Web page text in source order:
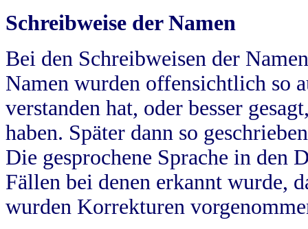
Schreibweise der Namen
Bei den Schreibweisen der
Namen wurden offensichtlich so
verstanden hat, oder besser
haben. Später dann so
Die gesprochene Sprache in
Fällen bei denen erkannt wurde,
wurden Korrekturen